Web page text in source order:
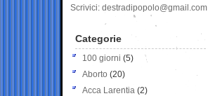
Scrivici: destradipopolo@gmail.com
Categorie
100 giorni (5)
Aborto (20)
Acca Larentia (2)